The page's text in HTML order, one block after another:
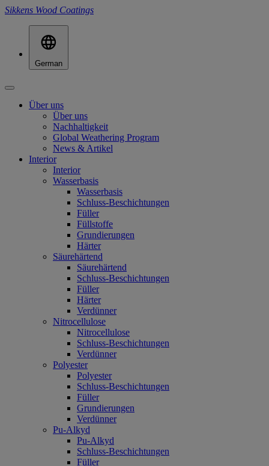
Sikkens Wood Coatings
German
Über uns
Über uns
Nachhaltigkeit
Global Weathering Program
News & Artikel
Interior
Interior
Wasserbasis
Wasserbasis
Schluss-Beschichtungen
Füller
Füllstoffe
Grundierungen
Härter
Säurehärtend
Säurehärtend
Schluss-Beschichtungen
Füller
Härter
Verdünner
Nitrocellulose
Nitrocellulose
Schluss-Beschichtungen
Verdünner
Polyester
Polyester
Schluss-Beschichtungen
Füller
Grundierungen
Verdünner
Pu-Alkyd
Pu-Alkyd
Schluss-Beschichtungen
Füller